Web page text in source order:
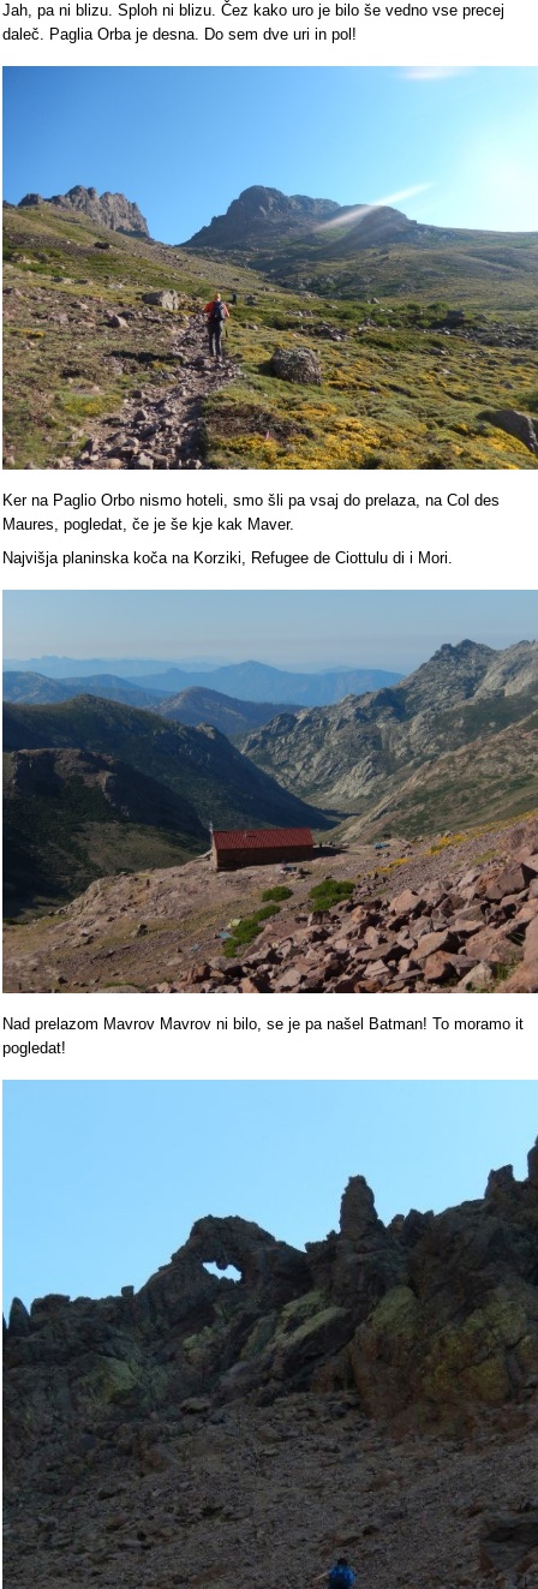
Jah, pa ni blizu. Sploh ni blizu. Čez kako uro je bilo še vedno vse precej
daleč. Paglia Orba je desna. Do sem dve uri in pol!
Ker na Paglio Orbo nismo hoteli, smo šli pa vsaj do prelaza, na Col des
Maures, pogledat, če je še kje kak Maver.
Najvišja planinska koča na Korziki, Refugee de Ciottulu di i Mori.
Nad prelazom Mavrov Mavrov ni bilo, se je pa našel Batman! To moramo it
pogledat!